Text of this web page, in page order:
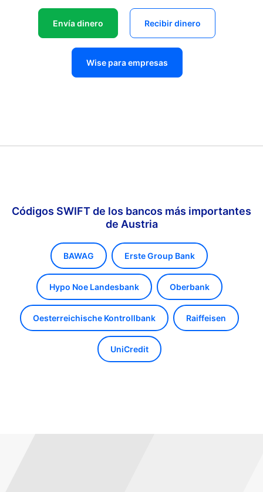
Envía dinero Recibir dinero
Wise para empresas
Códigos SWIFT de los bancos más importantes
de Austria
BAWAG Erste Group Bank
Hypo Noe Landesbank Oberbank
Oesterreichische Kontrollbank Raiffeisen
UniCredit